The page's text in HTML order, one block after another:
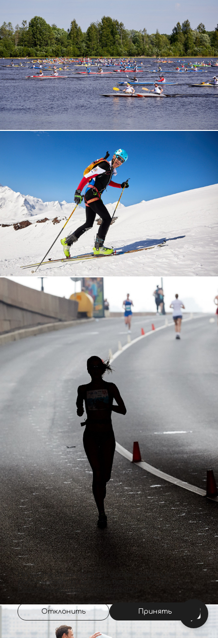
На сайте используются файлы cookie для
работы сайта и анализа посещаемости.
Политика конфиденциальности
Отклонить Принять